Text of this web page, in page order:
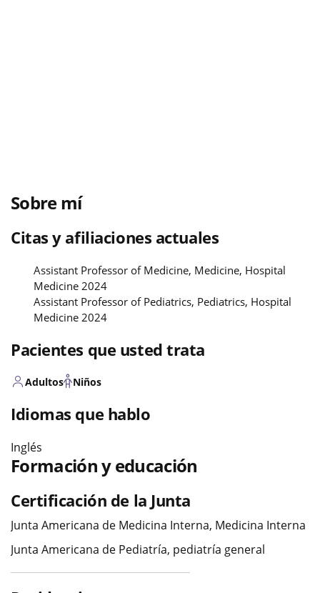
Sobre mí
Citas y afiliaciones actuales
Assistant Professor of Medicine, Medicine, Hospital
Medicine 2024
Assistant Professor of Pediatrics, Pediatrics, Hospital
Medicine 2024
Pacientes que usted trata
Adultos Niños
Idiomas que hablo
Inglés
Formación y educación
Certificación de la Junta
Junta Americana de Medicina Interna, Medicina Interna
Junta Americana de Pediatría, pediatría general